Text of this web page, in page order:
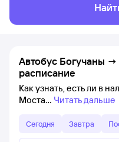
Автобус Богучаны
расписание
Как узнать, есть ли в
Моста
Читать дальше
Сегодня Завтра